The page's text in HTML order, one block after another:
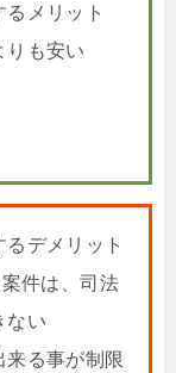
メリット
りも安い
デメリット
件は、司法
ない
来る事が制限